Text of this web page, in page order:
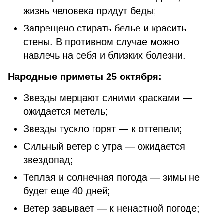
жизнь человека придут беды;
Запрещено стирать белье и красить
стены. В противном случае можно
навлечь на себя и близких болезни.
Народные приметы 25 октября:
Звезды мерцают синими красками —
ожидается метель;
Звезды тускло горят — к оттепели;
Сильный ветер с утра — ожидается
звездопад;
Теплая и солнечная погода — зимы не
будет еще 40 дней;
Ветер завывает — к ненастной погоде;